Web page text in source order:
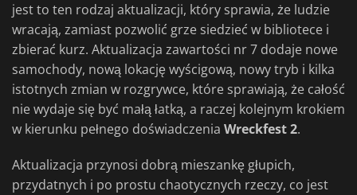
jest to ten rodzaj aktualizacji, który sprawia, że ludzie
wracają, zamiast pozwolić grze siedzieć w bibliotece i
zbierać kurz. Aktualizacja zawartości nr 7 dodaje nowe
samochody, nową lokację wyścigową, nowy tryb i kilka
istotnych zmian w rozgrywce, które sprawiają, że całość
nie wydaje się być małą łatką, a raczej kolejnym krokiem
w kierunku pełnego doświadczenia Wreckfest 2.
Aktualizacja przynosi dobrą mieszankę głupich,
przydatnych i po prostu chaotycznych rzeczy, co jest